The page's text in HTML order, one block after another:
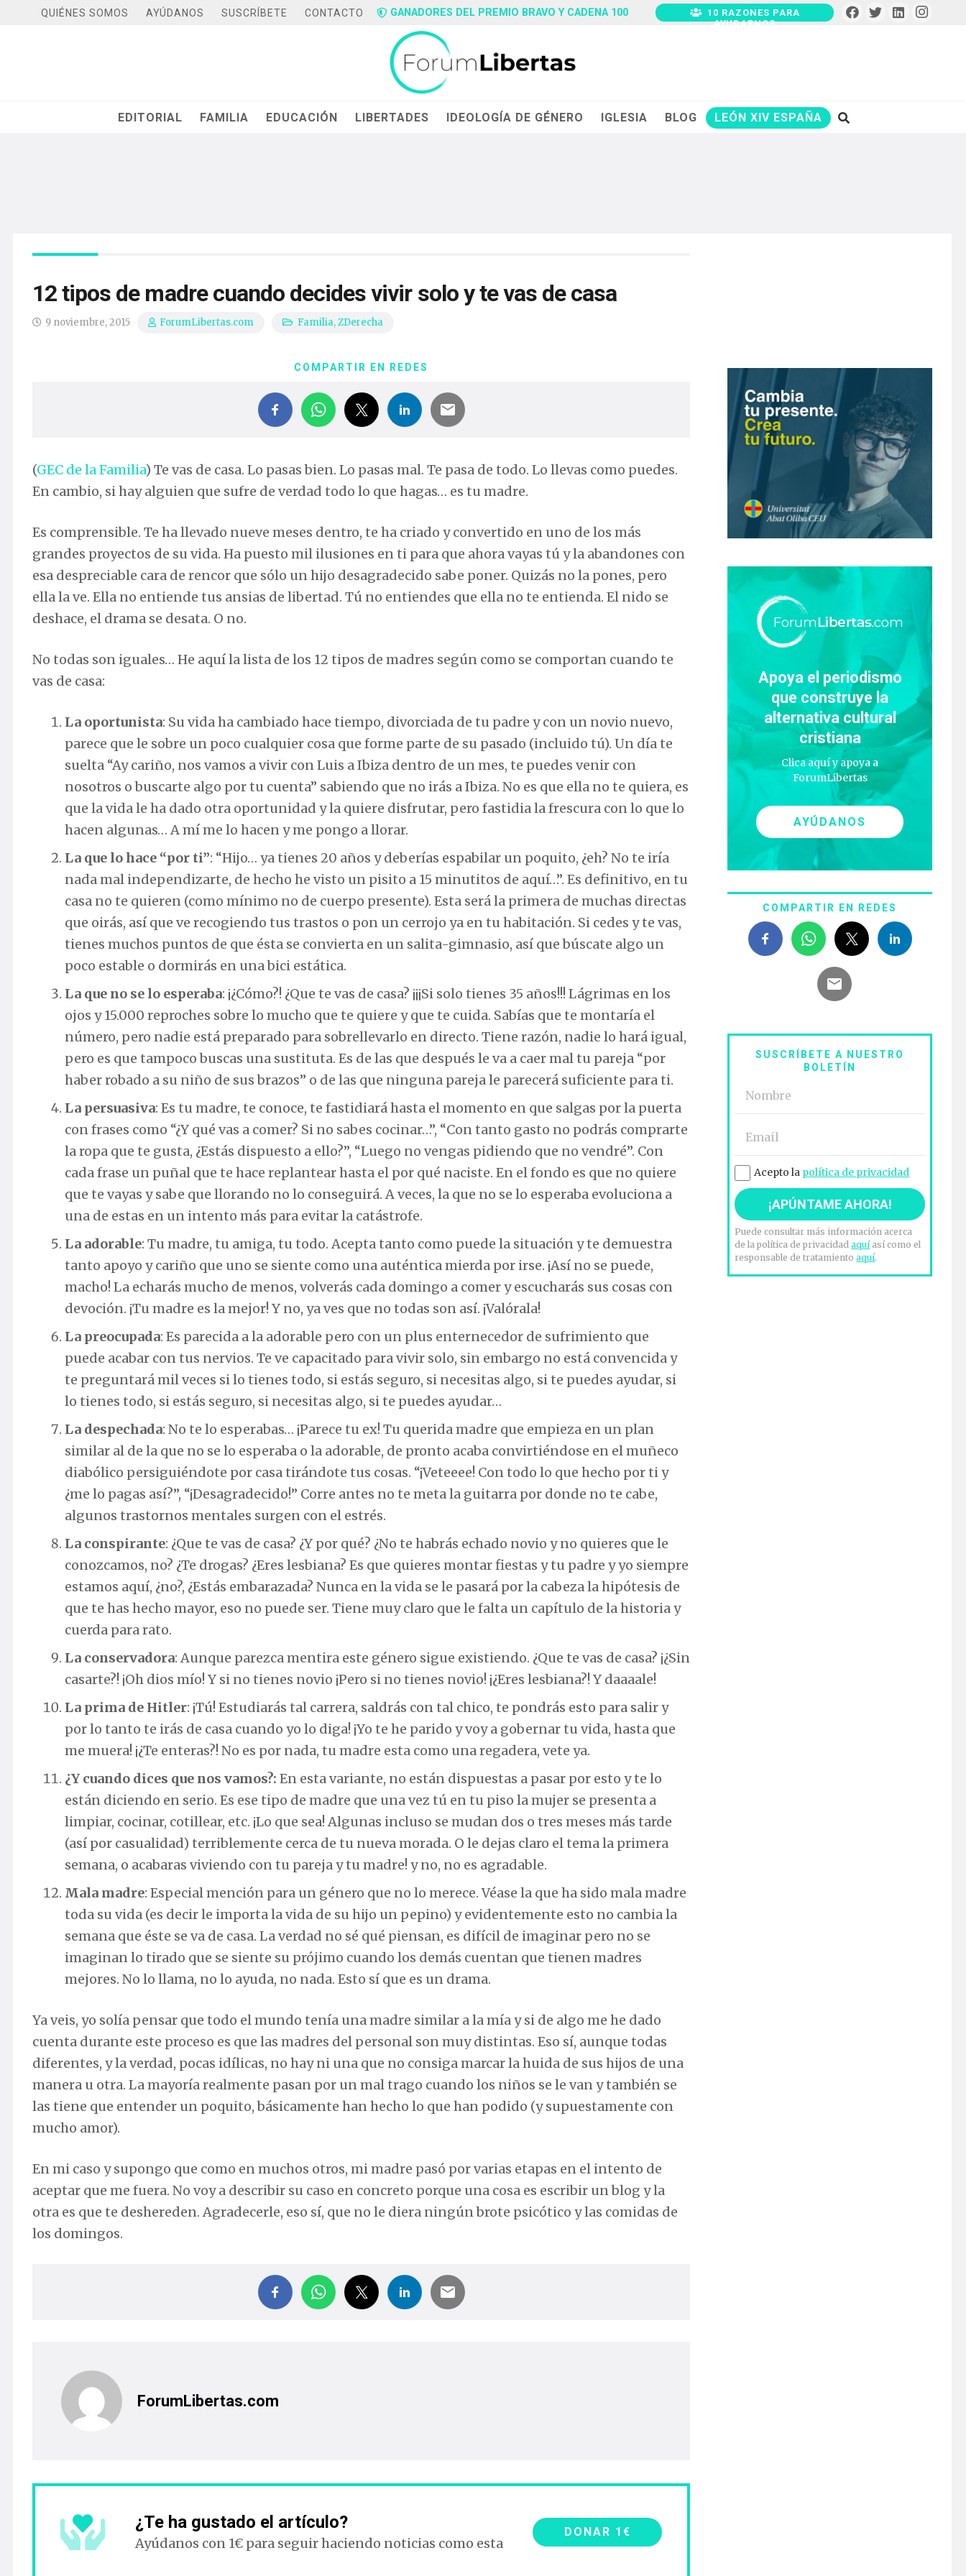
QUIÉNES SOMOS AYÚDANOS SUSCRÍBETE CONTACTO GANADORES DEL PREMIO BRAVO Y CADENA 100
10 RAZONES PARA
AYUDARNOS
EDITORIAL FAMILIA EDUCACIÓN LIBERTADES IDEOLOGÍA DE GÉNERO IGLESIA BLOG LEÓN XIV ESPAÑA
12 tipos de madre cuando decides vivir solo y te vas de casa
9 noviembre, 2015 ForumLibertas.com Familia,ZDerecha
COMPARTIR EN REDES
(GEC de la Familia) Te vas de casa. Lo pasas bien. Lo pasas mal. Te pasa de todo. Lo llevas como puedes.
En cambio, si hay alguien que sufre de verdad todo lo que hagas… es tu madre.
Es comprensible. Te ha llevado nueve meses dentro, te ha criado y convertido en uno de los más
grandes proyectos de su vida. Ha puesto mil ilusiones en ti para que ahora vayas tú y la abandones con
esa despreciable cara de rencor que sólo un hijo desagradecido sabe poner. Quizás no la pones, pero
ella la ve. Ella no entiende tus ansias de libertad. Tú no entiendes que ella no te entienda. El nido se
deshace, el drama se desata. O no.
No todas son iguales… He aquí la lista de los 12 tipos de madres según como se comportan cuando te
vas de casa:
La oportunista: Su vida ha cambiado hace tiempo, divorciada de tu padre y con un novio nuevo,
parece que le sobre un poco cualquier cosa que forme parte de su pasado (incluido tú). Un día te
suelta “Ay cariño, nos vamos a vivir con Luis a Ibiza dentro de un mes, te puedes venir con
nosotros o buscarte algo por tu cuenta” sabiendo que no irás a Ibiza. No es que ella no te quiera, es
que la vida le ha dado otra oportunidad y la quiere disfrutar, pero fastidia la frescura con lo que lo
hacen algunas… A mí me lo hacen y me pongo a llorar.
La que lo hace “por ti”: “Hijo… ya tienes 20 años y deberías espabilar un poquito, ¿eh? No te iría
nada mal independizarte, de hecho he visto un pisito a 15 minutitos de aquí…”. Es definitivo, en tu
casa no te quieren (como mínimo no de cuerpo presente). Esta será la primera de muchas directas
que oirás, así que ve recogiendo tus trastos o pon un cerrojo ya en tu habitación. Si cedes y te vas,
tienes muchos puntos de que ésta se convierta en un salita-gimnasio, así que búscate algo un
poco estable o dormirás en una bici estática.
La que no se lo esperaba: ¡¿Cómo?! ¿Que te vas de casa? ¡¡¡Si solo tienes 35 años!!! Lágrimas en los
ojos y 15.000 reproches sobre lo mucho que te quiere y que te cuida. Sabías que te montaría el
número, pero nadie está preparado para sobrellevarlo en directo. Tiene razón, nadie lo hará igual,
pero es que tampoco buscas una sustituta. Es de las que después le va a caer mal tu pareja “por
haber robado a su niño de sus brazos” o de las que ninguna pareja le parecerá suficiente para ti.
La persuasiva: Es tu madre, te conoce, te fastidiará hasta el momento en que salgas por la puerta
con frases como “¿Y qué vas a comer? Si no sabes cocinar…”, “Con tanto gasto no podrás comprarte
la ropa que te gusta, ¿Estás dispuesto a ello?”, “Luego no vengas pidiendo que no vendré”. Con
cada frase un puñal que te hace replantear hasta el por qué naciste. En el fondo es que no quiere
que te vayas y sabe que llorando no lo conseguirá. A veces, la que no se lo esperaba evoluciona a
una de estas en un intento más para evitar la catástrofe.
La adorable: Tu madre, tu amiga, tu todo. Acepta tanto como puede la situación y te demuestra
tanto apoyo y cariño que uno se siente como una auténtica mierda por irse. ¡Así no se puede,
macho! La echarás mucho de menos, volverás cada domingo a comer y escucharás sus cosas con
devoción. ¡Tu madre es la mejor! Y no, ya ves que no todas son así. ¡Valórala!
La preocupada: Es parecida a la adorable pero con un plus enternecedor de sufrimiento que
puede acabar con tus nervios. Te ve capacitado para vivir solo, sin embargo no está convencida y
te preguntará mil veces si lo tienes todo, si estás seguro, si necesitas algo, si te puedes ayudar, si
lo tienes todo, si estás seguro, si necesitas algo, si te puedes ayudar…
La despechada: No te lo esperabas… ¡Parece tu ex! Tu querida madre que empieza en un plan
similar al de la que no se lo esperaba o la adorable, de pronto acaba convirtiéndose en el muñeco
diabólico persiguiéndote por casa tirándote tus cosas. “¡Veteeee! Con todo lo que hecho por ti y
¿me lo pagas así?”, “¡Desagradecido!” Corre antes no te meta la guitarra por donde no te cabe,
algunos trastornos mentales surgen con el estrés.
La conspirante: ¿Que te vas de casa? ¿Y por qué? ¿No te habrás echado novio y no quieres que le
conozcamos, no? ¿Te drogas? ¿Eres lesbiana? Es que quieres montar fiestas y tu padre y yo siempre
estamos aquí, ¿no?, ¿Estás embarazada? Nunca en la vida se le pasará por la cabeza la hipótesis de
que te has hecho mayor, eso no puede ser. Tiene muy claro que le falta un capítulo de la historia y
cuerda para rato.
La conservadora: Aunque parezca mentira este género sigue existiendo. ¿Que te vas de casa? ¡¿Sin
casarte?! ¡Oh dios mío! Y si no tienes novio ¡Pero si no tienes novio! ¡¿Eres lesbiana?! Y daaaale!
La prima de Hitler: ¡Tú! Estudiarás tal carrera, saldrás con tal chico, te pondrás esto para salir y
por lo tanto te irás de casa cuando yo lo diga! ¡Yo te he parido y voy a gobernar tu vida, hasta que
me muera! ¡¿Te enteras?! No es por nada, tu madre esta como una regadera, vete ya.
¿Y cuando dices que nos vamos?: En esta variante, no están dispuestas a pasar por esto y te lo
están diciendo en serio. Es ese tipo de madre que una vez tú en tu piso la mujer se presenta a
limpiar, cocinar, cotillear, etc. ¡Lo que sea! Algunas incluso se mudan dos o tres meses más tarde
(así por casualidad) terriblemente cerca de tu nueva morada. O le dejas claro el tema la primera
semana, o acabaras viviendo con tu pareja y tu madre! y no, no es agradable.
Mala madre: Especial mención para un género que no lo merece. Véase la que ha sido mala madre
toda su vida (es decir le importa la vida de su hijo un pepino) y evidentemente esto no cambia la
semana que éste se va de casa. La verdad no sé qué piensan, es difícil de imaginar pero no se
imaginan lo tirado que se siente su prójimo cuando los demás cuentan que tienen madres
mejores. No lo llama, no lo ayuda, no nada. Esto sí que es un drama.
Ya veis, yo solía pensar que todo el mundo tenía una madre similar a la mía y si de algo me he dado
cuenta durante este proceso es que las madres del personal son muy distintas. Eso sí, aunque todas
diferentes, y la verdad, pocas idílicas, no hay ni una que no consiga marcar la huida de sus hijos de una
manera u otra. La mayoría realmente pasan por un mal trago cuando los niños se le van y también se
las tiene que entender un poquito, básicamente han hecho lo que han podido (y supuestamente con
mucho amor).
En mi caso y supongo que como en muchos otros, mi madre pasó por varias etapas en el intento de
aceptar que me fuera. No voy a describir su caso en concreto porque una cosa es escribir un blog y la
otra es que te deshereden. Agradecerle, eso sí, que no le diera ningún brote psicótico y las comidas de
los domingos.
ForumLibertas.com
¿Te ha gustado el artículo?
Ayúdanos con 1€ para seguir haciendo noticias como esta
DONAR 1€
Apoya el periodismo
que construye la
alternativa cultural
cristiana
Clica aquí y apoya a
ForumLibertas
AYÚDANOS
COMPARTIR EN REDES
SUSCRÍBETE A NUESTRO
BOLETÍN
Acepto la política de privacidad
Puede consultar más información acerca
de la política de privacidadaquíasí como el
responsable de tratamientoaquí.